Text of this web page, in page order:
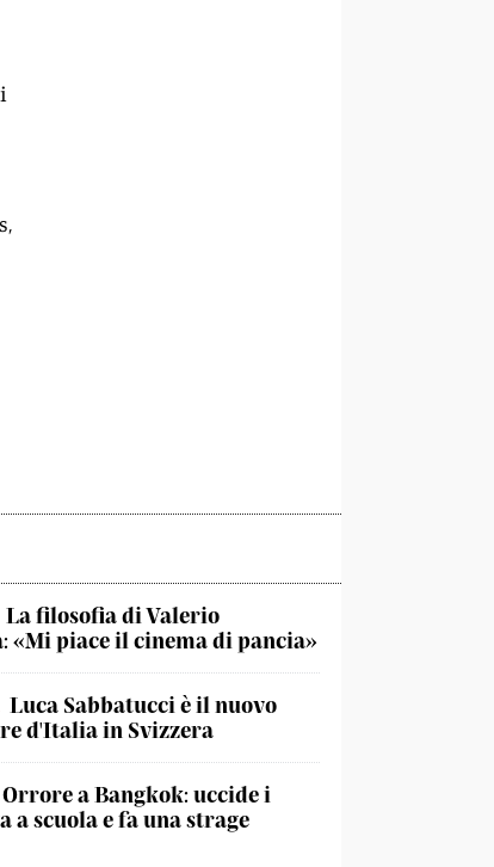
La filosofia di Valerio
«Mi piace il cinema di pancia»
Luca Sabbatucci è il nuovo
d'Italia in Svizzera
Orrore a Bangkok: uccide i
a scuola e fa una strage